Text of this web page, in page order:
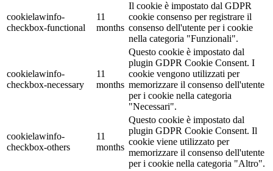
cookielawinfo-
checkbox-functional
11
months
Il cookie è impostato dal GDPR
cookie consenso per registrare il
consenso dell'utente per i cookie
nella categoria "Funzionali".
cookielawinfo-
checkbox-necessary
11
months
Questo cookie è impostato dal
plugin GDPR Cookie Consent. I
cookie vengono utilizzati per
memorizzare il consenso dell'utente
per i cookie nella categoria
"Necessari".
cookielawinfo-
checkbox-others
11
months
Questo cookie è impostato dal
plugin GDPR Cookie Consent. Il
cookie viene utilizzato per
memorizzare il consenso dell'utente
per i cookie nella categoria "Altro".